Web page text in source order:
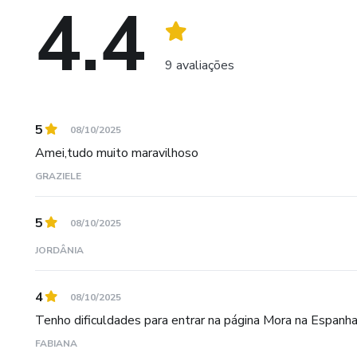
4.4 9 avaliações
5 08/10/2025
Amei,tudo muito maravilhoso
GRAZIELE
5 08/10/2025
JORDÂNIA
4 08/10/2025
Tenho dificuldades para entrar na página Mora na Espanha
FABIANA